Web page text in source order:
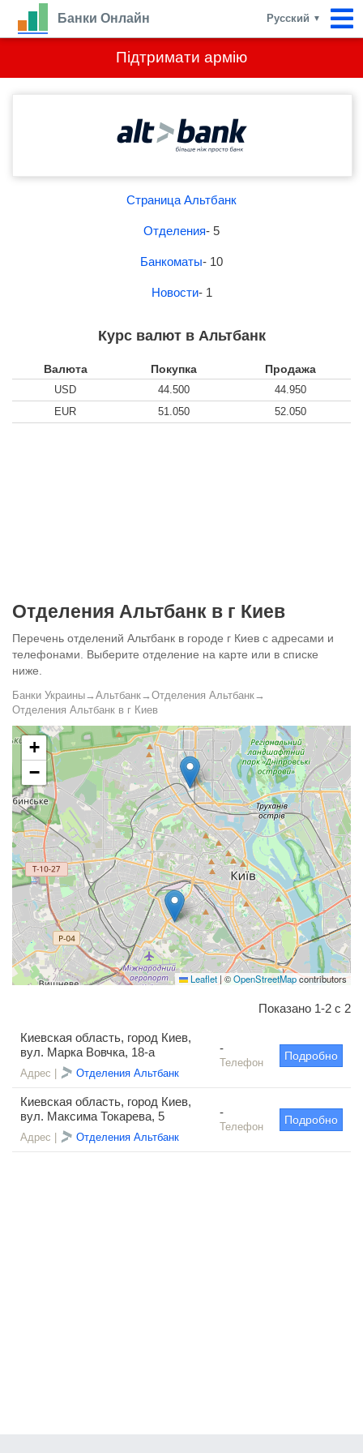
Підтримати армію
Банки Онлайн Русский ▼
Страница Альтбанк
Отделения- 5
Банкоматы- 10
Новости- 1
Курс валют в Альтбанк
Валюта Покупка Продажа
USD 44.500
44.950
EUR
51.050 52.050
Отделения Альтбанк в г Киев
Перечень отделений Альтбанк в городе г Киев с адресами и
телефонами. Выберите отделение на карте или в списке
ниже.
Банки Украины→ Альтбанк→ Отделения Альтбанк→
Отделения Альтбанк в г Киев
+
−
Leaflet | ©OpenStreetMapcontributors
Показано 1-2 с 2
Киевская область, город Киев,
вул. Марка Вовчка, 18-а
Адрес | Отделения Альтбанк
-
Телефон
Подробно
Киевская область, город Киев,
вул. Максима Токарева, 5
Адрес | Отделения Альтбанк
-
Телефон
Подробно